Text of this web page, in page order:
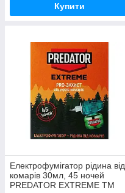
Купити
Електрофумігатор рідина від
комарів 30мл, 45 ночей
PREDATOR EXTREME ТМ